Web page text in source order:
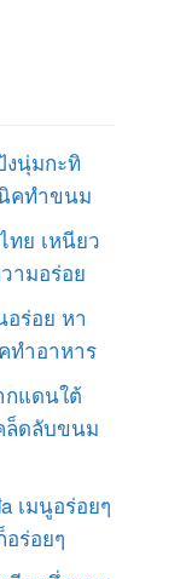
นุ่มกะทิ
คทำขนม
ย เหนียว
ามอร่อย
ร่อย หา
ทำอาหาร
แดนใต้
ล็ดลับขนม
เมนูอร่อยๆ
ร่อยๆ